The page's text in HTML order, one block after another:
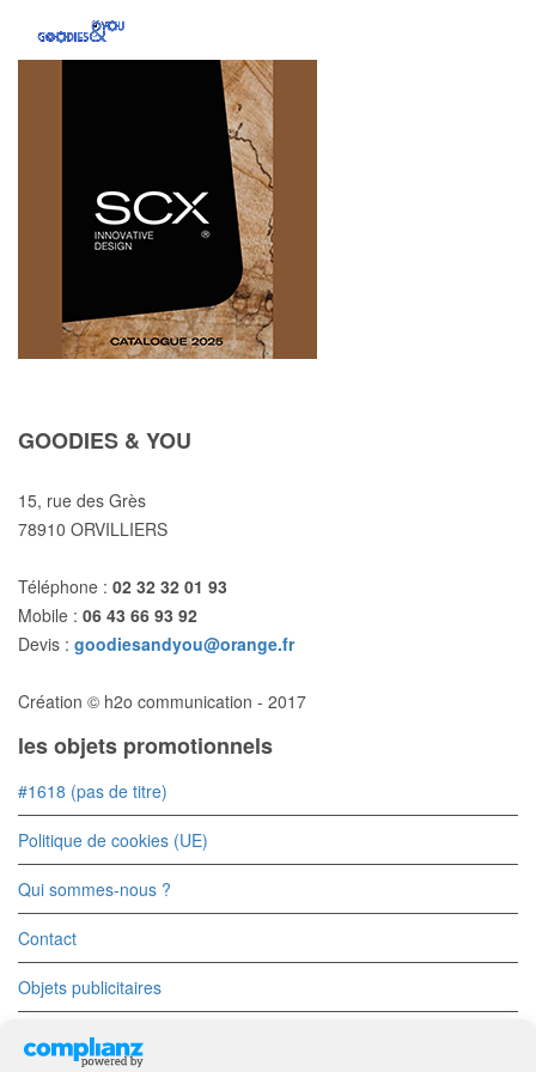
GOODIES & YOU
15, rue des Grès
78910 ORVILLIERS
Téléphone : 02 32 32 01 93
Mobile : 06 43 66 93 92
Devis : goodiesandyou@orange.fr
Création © h2o communication - 2017
les objets promotionnels
#1618 (pas de titre)
Politique de cookies (UE)
Qui sommes-nous ?
Contact
Objets publicitaires
Objets Divers